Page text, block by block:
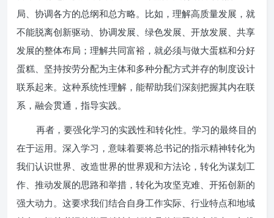
局、协调各方的总纲和总方略。比如，理解高质量发展，就
不能脱离创新驱动、协调发展、绿色发展、开放发展、共享
发展的整体布局；理解共同富裕，就必须与做大蛋糕和分好
蛋糕、坚持按劳分配为主体和多种分配方式并存的制度设计
联系起来。这种系统性理解，能帮助我们深刻把握其内在联
系，融会贯通，指导实践。
再者，要强化学习的实践性和转化性。学习的最终目的
在于运用。深入学习，意味着要将总书记的指示精神转化为
我们认识世界、改造世界的世界观和方法论，转化为谋划工
作、推动发展的思路和举措，转化为攻坚克难、开拓创新的
强大动力。这要求我们结合自身工作实际、行业特点和地域